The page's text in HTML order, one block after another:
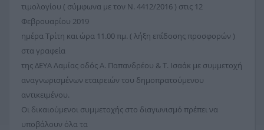
τιμολογίου ( σύμφωνα με τον Ν. 4412/2016 ) στις 12
Φεβρουαρίου 2019
ημέρα Τρίτη και ώρα 11.00 πμ. ( λήξη επίδοσης προσφορών )
στα γραφεία
της ΔΕΥΑ Λαμίας οδός Α. Παπανδρέου & Τ. Ισαάκ με συμμετοχή
αναγνωρισμένων εταιρειών του δημοπρατούμενου
αντικειμένου.
Οι δικαιούμενοι συμμετοχής στο διαγωνισμό πρέπει να
υποβάλουν όλα τα